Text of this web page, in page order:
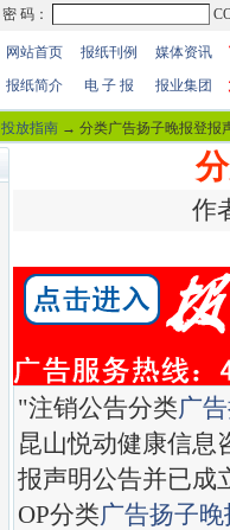
网站首页 报纸刊例 媒体资讯
报纸简介 电 子 报 报业集团
投放指南 → 分类广告扬子晚报登报
作
"注销公告分类广告
昆山悦动健康信息
报声明公告并已成
OP分类广告扬子晚